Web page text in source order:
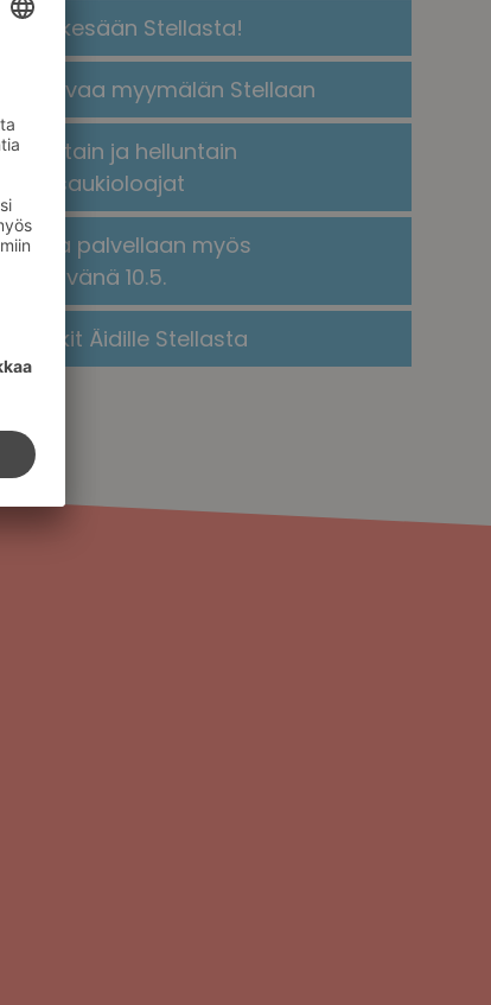
kesään Stellasta!
avaa myymälän Stellaan​
ja helluntain
palvellaan myös
10.5.
Äidille Stellasta